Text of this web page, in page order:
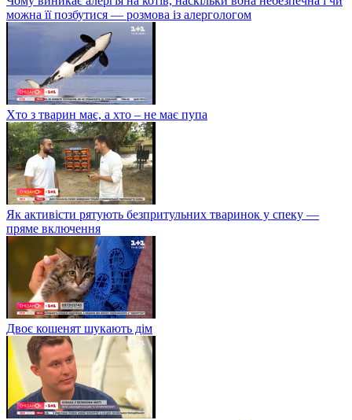
можна її позбутися — розмова із алергологом
Хто з тварин має, а хто – не має пупа
Як активісти рятують безпритульних тваринок у спеку —
пряме включення
Двоє кошенят шукають дім